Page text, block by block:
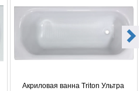
Акриловая ванна Triton Ультра